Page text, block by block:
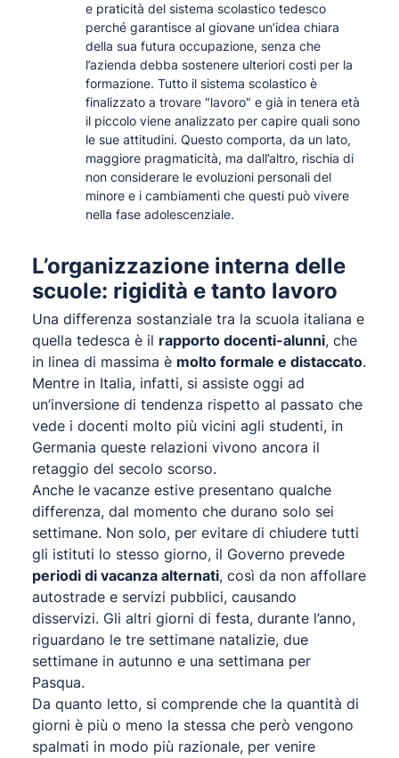
e praticità del sistema scolastico tedesco
perché garantisce al giovane un’idea chiara
della sua futura occupazione, senza che
l’azienda debba sostenere ulteriori costi per la
formazione. Tutto il sistema scolastico è
finalizzato a trovare "lavoro" e già in tenera età
il piccolo viene analizzato per capire quali sono
le sue attitudini. Questo comporta, da un lato,
maggiore pragmaticità, ma dall’altro, rischia di
non considerare le evoluzioni personali del
minore e i cambiamenti che questi può vivere
nella fase adolescenziale.
L’organizzazione interna delle
scuole: rigidità e tanto lavoro
Una differenza sostanziale tra la scuola italiana e
quella tedesca è il rapporto docenti-alunni, che
in linea di massima è molto formale e distaccato.
Mentre in Italia, infatti, si assiste oggi ad
un’inversione di tendenza rispetto al passato che
vede i docenti molto più vicini agli studenti, in
Germania queste relazioni vivono ancora il
retaggio del secolo scorso.
Anche le vacanze estive presentano qualche
differenza, dal momento che durano solo sei
settimane. Non solo, per evitare di chiudere tutti
gli istituti lo stesso giorno, il Governo prevede
periodi di vacanza alternati, così da non affollare
autostrade e servizi pubblici, causando
disservizi. Gli altri giorni di festa, durante l’anno,
riguardano le tre settimane natalizie, due
settimane in autunno e una settimana per
Pasqua.
Da quanto letto, si comprende che la quantità di
giorni è più o meno la stessa che però vengono
spalmati in modo più razionale, per venire